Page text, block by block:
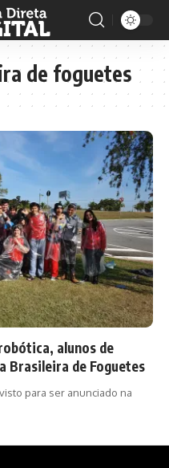
de foguetes
alunos de
Brasileira de Foguetes
para ser anunciado na